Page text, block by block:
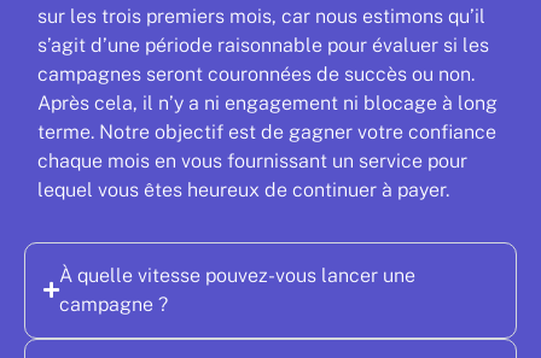
sur les trois premiers mois, car nous estimons qu’il
s’agit d’une période raisonnable pour évaluer si les
campagnes seront couronnées de succès ou non.
Après cela, il n’y a ni engagement ni blocage à long
terme. Notre objectif est de gagner votre confiance
chaque mois en vous fournissant un service pour
lequel vous êtes heureux de continuer à payer.
À quelle vitesse pouvez-vous lancer une
campagne ?